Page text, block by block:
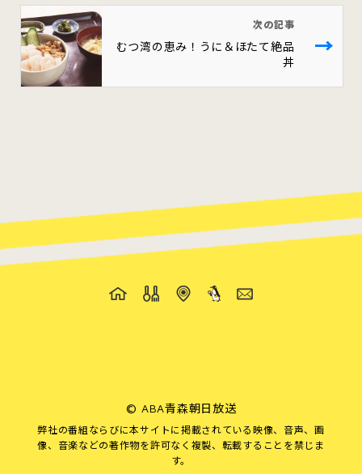
次の記事
むつ湾の恵み！うに＆ほたて絶品
丼
→
©ABA青森朝日放送
弊社の番組ならびに本サイトに掲載されている映像、音声、画
像、音楽などの著作物を許可なく複製、転載することを禁じま
す。